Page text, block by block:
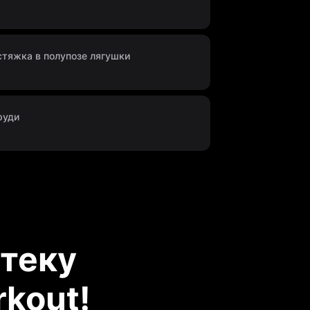
в полупозе лягушки